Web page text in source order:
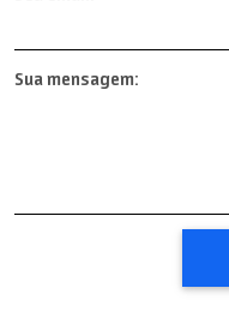
Sua mensagem: